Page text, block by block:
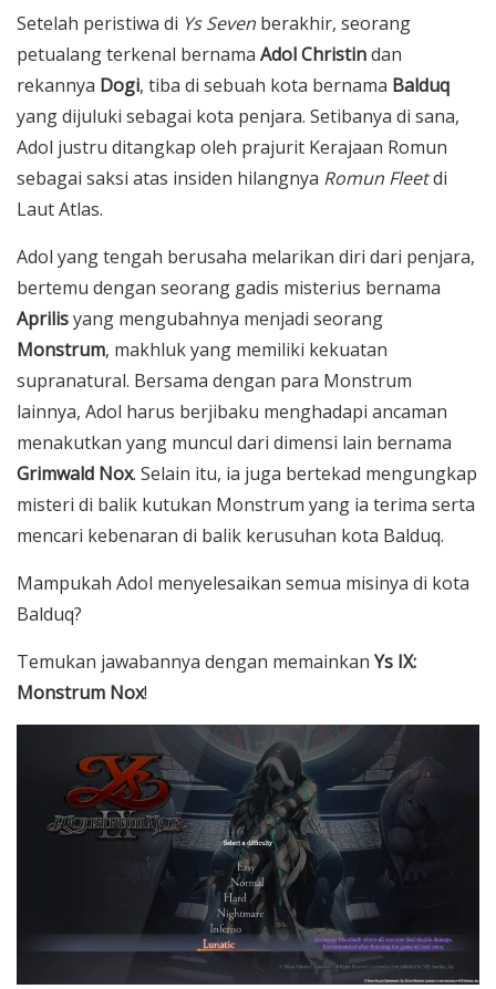
Setelah peristiwa di Ys Seven berakhir, seorang
petualang terkenal bernama Adol Christindan
rekannya Dogi, tiba di sebuah kota bernama Balduq
yang dijuluki sebagai kota penjara. Setibanya di sana,
Adol justru ditangkap oleh prajurit Kerajaan Romun
sebagai saksi atas insiden hilangnya Romun Fleetdi
Laut Atlas.
Adol yang tengah berusaha melarikan diri dari penjara,
bertemu dengan seorang gadis misterius bernama
Aprilisyang mengubahnya menjadi seorang
Monstrum, makhluk yang memiliki kekuatan
supranatural. Bersama dengan para Monstrum
lainnya, Adol harus berjibaku menghadapi ancaman
menakutkan yang muncul dari dimensi lain bernama
Grimwald Nox. Selain itu, ia juga bertekad mengungkap
misteri di balik kutukan Monstrum yang ia terima serta
mencari kebenaran di balik kerusuhan kota Balduq.
Mampukah Adol menyelesaikan semua misinya di kota
Balduq?
Temukan jawabannya dengan memainkan Ys IX:
Monstrum Nox!